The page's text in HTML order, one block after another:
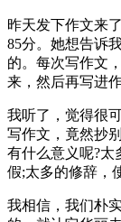
昨天发下作文来
85分。她想告诉
的。每次写作文
来，然后再写进
我听了，觉得很
写作文，竟然抄
有什么意义呢?太
假;太多的修辞，
我相信，我们朴